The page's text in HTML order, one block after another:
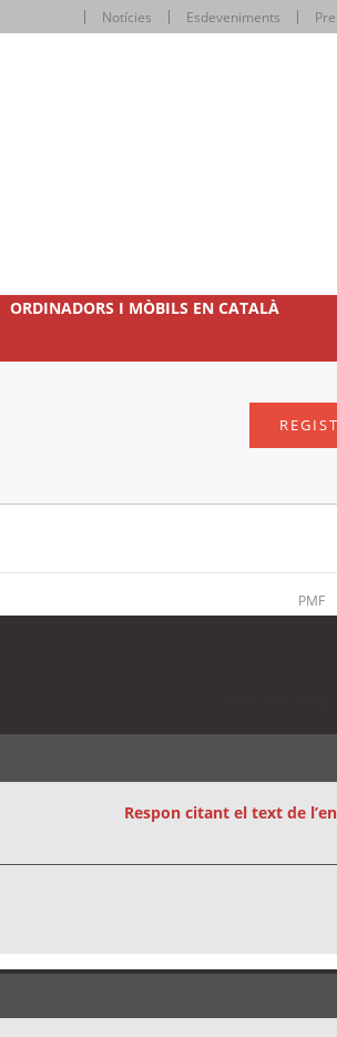
Notícies Esdeveniments
ORDINADORS I MÒBILS EN CATALÀ
PMF
Respon citant el text de